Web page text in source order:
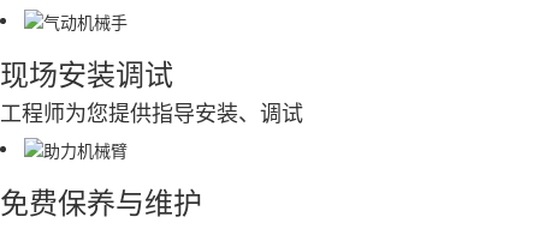
现场安装调试
工程师为您提供指导安装、调试
免费保养与维护